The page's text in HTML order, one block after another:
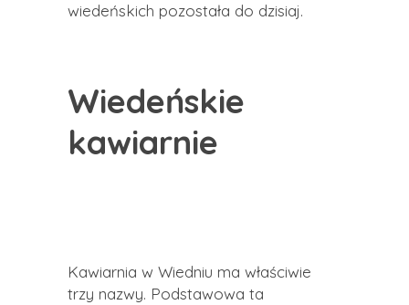
wiedeńskich pozostała do dzisiaj.
Wiedeńskie
kawiarnie
Kawiarnia w Wiedniu ma właściwie
trzy nazwy. Podstawowa ta